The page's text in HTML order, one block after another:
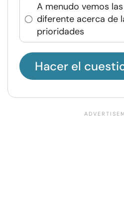
A menudo vemos
diferente acerca de
prioridades
Hacer el